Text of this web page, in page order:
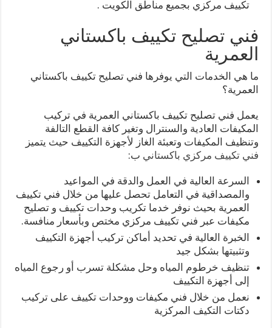
تكييف مركزي بجميع مناطق الكويت .
فني تصليح تكييف باكستاني
العمرية
ما هي الخدمات التي يوفرها فني تصليح تكييف باكستاني
العمرية؟
يعمل فني تصليح تكييف باكستاني العمرية في تركيب
المكيفات العادية والسنترال وتغير كافة القطع التالفة
وتنظيف المكيفات وتعبئة الغاز لأجهزة التكييف حيث يتميز
فني تكييف مركزي باكستاني ب:
السرعة العالية في العمل والدقة في المواعيد
والمصداقية في التعامل تحصل عليها من خلال فني تكييف
العمرية بحيث نوفر خدما تكريب وحدات تكييف و تصليح
مكيفات عبر فني تكييف مركزي مختص وبأسعار منافسة.
الخبرة العالية في تحديد أماكن تركيب أجهزة التكييف
وتثبيتها بشكل جيد
تنظيف خرطوم المياه وحل مشكلة تسرب أو رجوع المياه
إلى أجهزة التكييف
نعمل من خلال فني مكيفات ووحدات تكييف على تركيب
دكتات التكيف المركزية